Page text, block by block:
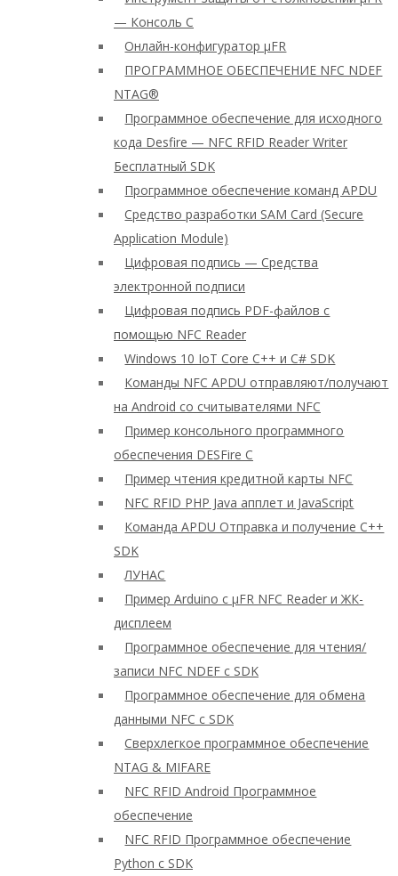
— Консоль C
Онлайн-конфигуратор μFR
ПРОГРАММНОЕ ОБЕСПЕЧЕНИЕ NFC NDEF
NTAG®
Программное обеспечение для исходного
кода Desfire — NFC RFID Reader Writer
Бесплатный SDK
Программное обеспечение команд APDU
Средство разработки SAM Card (Secure
Application Module)
Цифровая подпись — Средства
электронной подписи
Цифровая подпись PDF-файлов с
помощью NFC Reader
Windows 10 IoT Core C++ и C# SDK
Команды NFC APDU отправляют/получают
на Android со считывателями NFC
Пример консольного программного
обеспечения DESFire C
Пример чтения кредитной карты NFC
NFC RFID PHP Java апплет и JavaScript
Команда APDU Отправка и получение C++
SDK
ЛУНАС
Пример Arduino с μFR NFC Reader и ЖК-
дисплеем
Программное обеспечение для чтения/
записи NFC NDEF с SDK
Программное обеспечение для обмена
данными NFC с SDK
Сверхлегкое программное обеспечение
NTAG & MIFARE
NFC RFID Android Программное
обеспечение
NFC RFID Программное обеспечение
Python с SDK